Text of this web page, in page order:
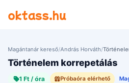
oktass.hu
Magántanár kereső/András Horváth/
Történelem korrepetálás
1 Ft / óra Próbaóra elérhető